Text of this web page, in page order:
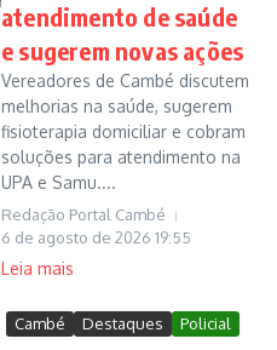
atendimento de saúde
e sugerem novas ações
Vereadores de Cambé discutem
melhorias na saúde, sugerem
fisioterapia domiciliar e cobram
soluções para atendimento na
UPA e Samu....
Redação Portal Cambé
6 de agosto de 2026 19:55
Leia mais
Cambé Destaques Policial